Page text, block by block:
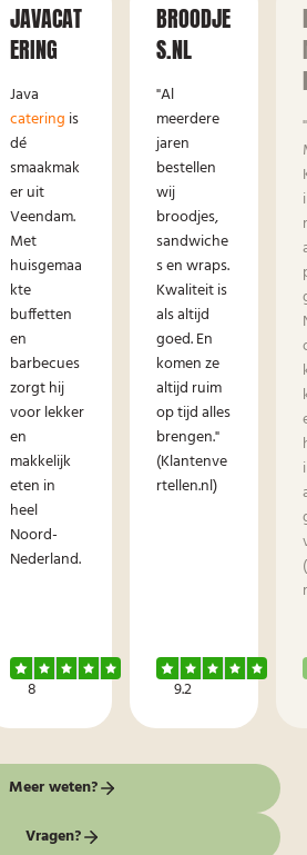
JAVACAT
ERING
Java
catering is
dé
smaakmak
er uit
Veendam.
Met
huisgemaa
kte
buffetten
en
barbecues
zorgt hij
voor lekker
en
makkelijk
eten in
heel
Noord-
Nederland.
8
BROODJE
S.NL
"Al
meerdere
jaren
bestellen
wij
broodjes,
sandwiche
s en wraps.
Kwaliteit is
als altijd
goed. En
komen ze
altijd ruim
op tijd alles
brengen."
(Klantenve
rtellen.nl)
9.2
Meer weten?
Vragen?